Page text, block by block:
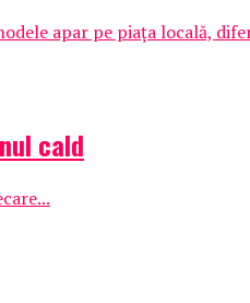
apar pe piața locală,
cald